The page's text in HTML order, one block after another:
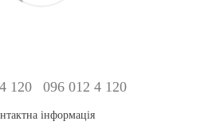
120 096 012 4 120
інформація